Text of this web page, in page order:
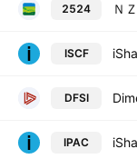
2524
ISCF
DFSI
IPAC